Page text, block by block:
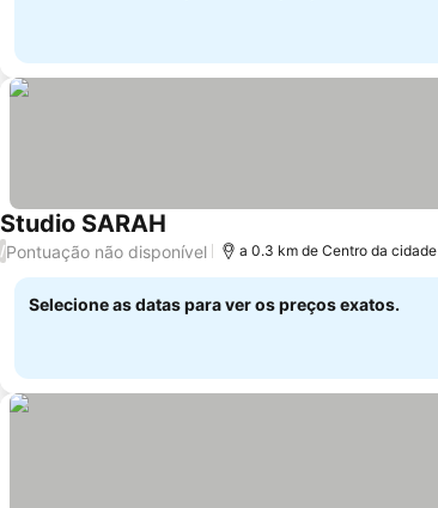
Studio SARAH
/Pontuação não disponível a 0.3 km de Centro da cidade
Selecione as datas para ver os preços exatos.